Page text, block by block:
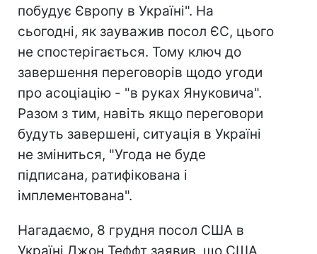
побудує Європу в Україні". На
сьогодні, як зауважив посол ЄС, цього
не спостерігається. Тому ключ до
завершення переговорів щодо угоди
про асоціацію - "в руках Януковича".
Разом з тим, навіть якщо переговори
будуть завершені, ситуація в Україні
не зміниться, "Угода не буде
підписана, ратифікована і
імплементована".
Нагадаємо, 8 грудня посол США в